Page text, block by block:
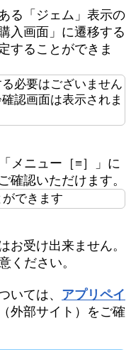
る「ジェム」表示の
入画面」に遷移する
することができま
必要はございません
認画面は表示されま
メニュー［≡］」に
確認いただけます。
できます
お受け出来ません。
ください。
いては、 アプリペイ
（外部サイト）をご確